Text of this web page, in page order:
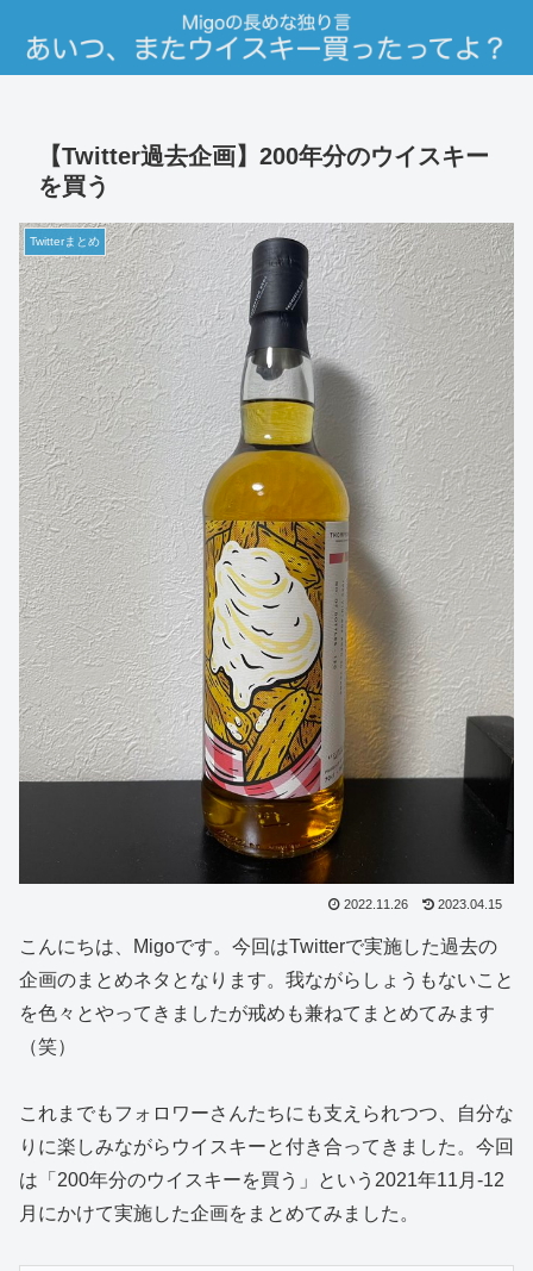
【Twitter過去企画】200年分のウイスキー
を買う
Twitterまとめ
2022.11.26 2023.04.15
こんにちは、Migoです。今回はTwitterで実施した過去の
企画のまとめネタとなります。我ながらしょうもないこと
を色々とやってきましたが戒めも兼ねてまとめてみます
（笑）
これまでもフォロワーさんたちにも支えられつつ、自分な
りに楽しみながらウイスキーと付き合ってきました。今回
は「200年分のウイスキーを買う」という2021年11月-12
月にかけて実施した企画をまとめてみました。